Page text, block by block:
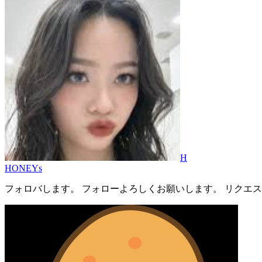
H
HONEYs
フォロバします。 フォローよろしくお願いします。 リクエス